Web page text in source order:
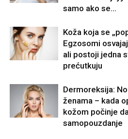
samo ako se...
Koža koja se
Egzosomi
ali postoji jedna
prećutkuju
Dermoreksija:
ženama – kada
kožom počinje
samopouzdanje